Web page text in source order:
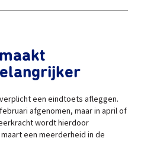
een eindtoets afleggen.
afgenomen, maar in april of
wordt hierdoor
een meerderheid in de